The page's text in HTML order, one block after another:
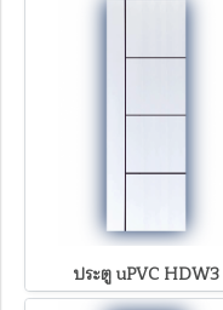
ประตู uPVC HDW3